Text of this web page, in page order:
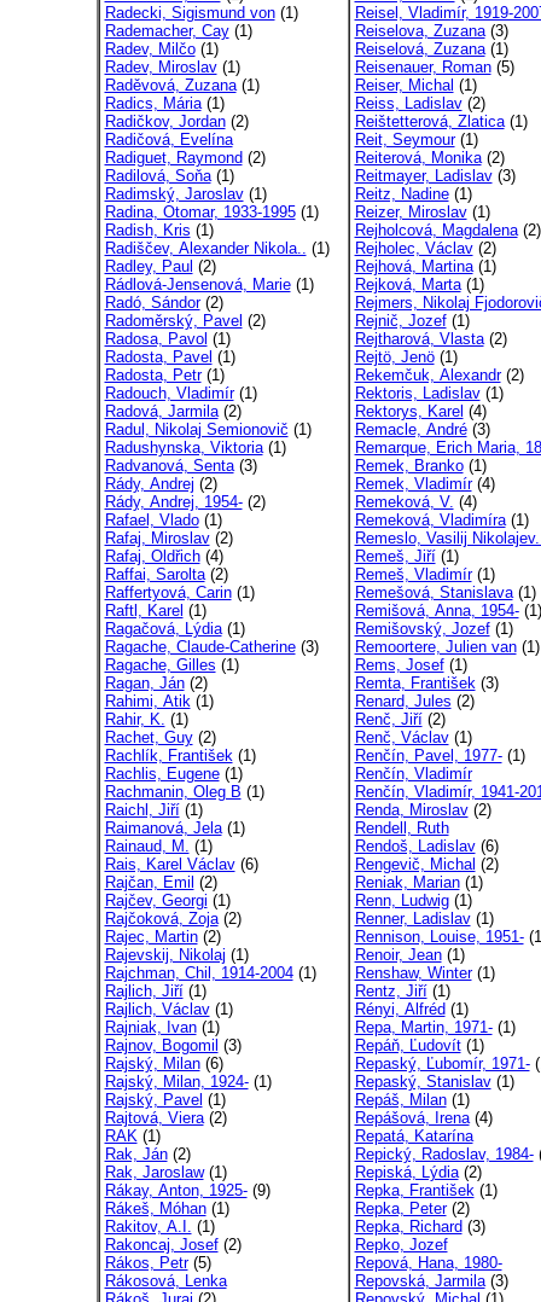
Radecki, Sigismund von(1)
Rademacher, Cay(1)
Radev, Milčo(1)
Radev, Miroslav(1)
Raděvová, Zuzana(1)
Radics, Mária(1)
Radičkov, Jordan(2)
Radičová, Evelína
Radiguet, Raymond (2)
Radilová, Soňa(1)
Radimský, Jaroslav(1)
Radina, Otomar, 1933-1995(1)
Radish, Kris (1)
Radiščev, Alexander Nikola.. (1)
Radley, Paul (2)
Rádlová-Jensenová, Marie(1)
Radó, Sándor(2)
Radoměrský, Pavel (2)
Radosa, Pavol (1)
Radosta, Pavel (1)
Radosta, Petr(1)
Radouch, Vladimír(1)
Radová, Jarmila(2)
Radul, Nikolaj Semionovič (1)
Radushynska, Viktoria(1)
Radvanová, Senta(3)
Rády, Andrej (2)
Rády, Andrej, 1954-(2)
Rafael, Vlado(1)
Rafaj, Miroslav(2)
Rafaj, Oldřich(4)
Raffai, Sarolta(2)
Raffertyová, Carin(1)
Raftl, Karel (1)
Ragačová, Lýdia(1)
Ragache, Claude-Catherine(3)
Ragache, Gilles (1)
Ragan, Ján(2)
Rahimi, Atik(1)
Rahir, K. (1)
Rachet, Guy(2)
Rachlík, František(1)
Rachlis, Eugene(1)
Rachmanin, Oleg B (1)
Raichl, Jiří(1)
Raimanová, Jela(1)
Rainaud, M. (1)
Rais, Karel Václav(6)
Rajčan, Emil (2)
Rajčev, Georgi (1)
Rajčoková, Zoja(2)
Rajec, Martin(2)
Rajevskij, Nikolaj (1)
Rajchman, Chil, 1914-2004(1)
Rajlich, Jiří(1)
Rajlich, Václav(1)
Rajniak, Ivan(1)
Rajnov, Bogomil (3)
Rajský, Milan(6)
Rajský, Milan, 1924-(1)
Rajský, Pavel (1)
Rajtová, Viera(2)
RAK(1)
Rak, Ján(2)
Rak, Jaroslaw(1)
Rákay, Anton, 1925-(9)
Rákeš, Móhan(1)
Rakitov, A.I. (1)
Rakoncaj, Josef(2)
Rákos, Petr(5)
Rákosová, Lenka
Reisel, Vladimír, 1919-
Reiselova, Zuzana(3)
Reiselová, Zuzana(1)
Reisenauer, Roman(5)
Reiser, Michal (1)
Reiss, Ladislav(2)
Reištetterová, Zlatica(1)
Reit, Seymour(1)
Reiterová, Monika(2)
Reitmayer, Ladislav(3)
Reitz, Nadine(1)
Reizer, Miroslav(1)
Rejholcová, Magdalena(2)
Rejholec, Václav(2)
Rejhová, Martina(1)
Rejková, Marta(1)
Rejmers, Nikolaj
Rejnič, Jozef(1)
Rejtharová, Vlasta(2)
Rejtö, Jenö(1)
Rekemčuk, Alexandr(2)
Rektoris, Ladislav(1)
Rektorys, Karel (4)
Remacle, André(3)
Remarque, Erich Maria,
Remek, Branko(1)
Remek, Vladimír(4)
Remeková, V. (4)
Remeková, Vladimíra(1)
Remeslo, Vasilij
Remeš, Jiří(1)
Remeš, Vladimír(1)
Remešová, Stanislava(1)
Remišová, Anna, 1954-(1)
Remišovský, Jozef(1)
Remoortere, Julien van(1)
Rems, Josef(1)
Remta, František(3)
Renard, Jules (2)
Renč, Jiří(2)
Renč, Václav(1)
Renčín, Pavel, 1977-(1)
Renčín, Vladimír
Renčín, Vladimír, 1941-
Renda, Miroslav(2)
Rendell, Ruth
Rendoš, Ladislav(6)
Rengevič, Michal (2)
Reniak, Marian(1)
Renn, Ludwig(1)
Renner, Ladislav(1)
Rennison, Louise, 1951-
Renoir, Jean(1)
Renshaw, Winter(1)
Rentz, Jiří(1)
Rényi, Alfréd (1)
Repa, Martin, 1971-(1)
Repáň, Ľudovít(1)
Repaský, Ľubomír, 1971-
Repaský, Stanislav(1)
Repáš, Milan(1)
Repášová, Irena(4)
Repatá, Katarína
Repický, Radoslav, 1984-
Repiská, Lýdia(2)
Repka, František(1)
Repka, Peter(2)
Repka, Richard (3)
Repko, Jozef
Repová, Hana, 1980-
Repovská, Jarmila(3)